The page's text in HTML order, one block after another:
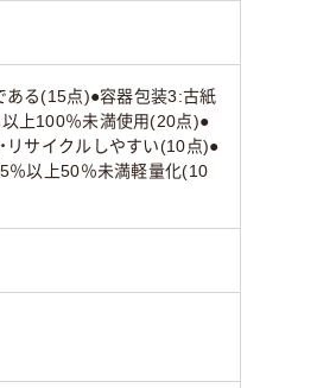
ある(15点)●容器包装3:古紙
上100％未満使用(20点)●
リサイクルしやすい(10点)●
％以上50％未満軽量化(10